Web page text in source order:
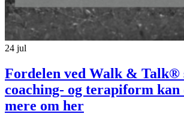
24 jul
Fordelen ved Walk & Talk®
coaching- og terapiform kan
mere om her